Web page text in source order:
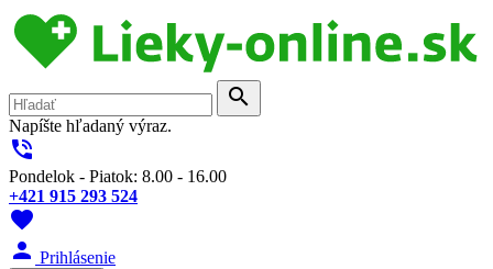
search
Napíšte hľadaný výraz.
phone_in_talk
Pondelok - Piatok: 8.00 - 16.00
+421 915 293 524
favorite
person Prihlásenie